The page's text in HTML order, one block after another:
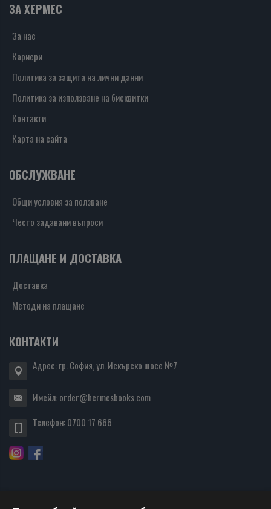
ЗА ХЕРМЕС
За нас
Кариери
Политика за защита на лични данни
Политика за използване на бисквитки
Контакти
Карта на сайта
ОБСЛУЖВАНЕ
Общи условия за ползване
Често задавани въпроси
ПЛАЩАНЕ И ДОСТАВКА
Доставка
Методи на плащане
КОНТАКТИ
Адрес: гр. София, ул. Искърско шосе №7
Имейл:order@hermesbooks.com
Телефон:0700 17 666